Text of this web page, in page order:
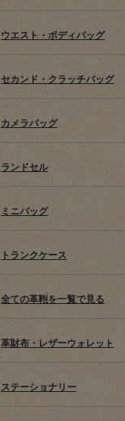
ウエスト・ボディバッグ
セカンド・クラッチバッグ
カメラバッグ
ランドセル
ミニバッグ
トランクケース
全ての革鞄を一覧で見る
革財布・レザーウォレット
ステーショナリー